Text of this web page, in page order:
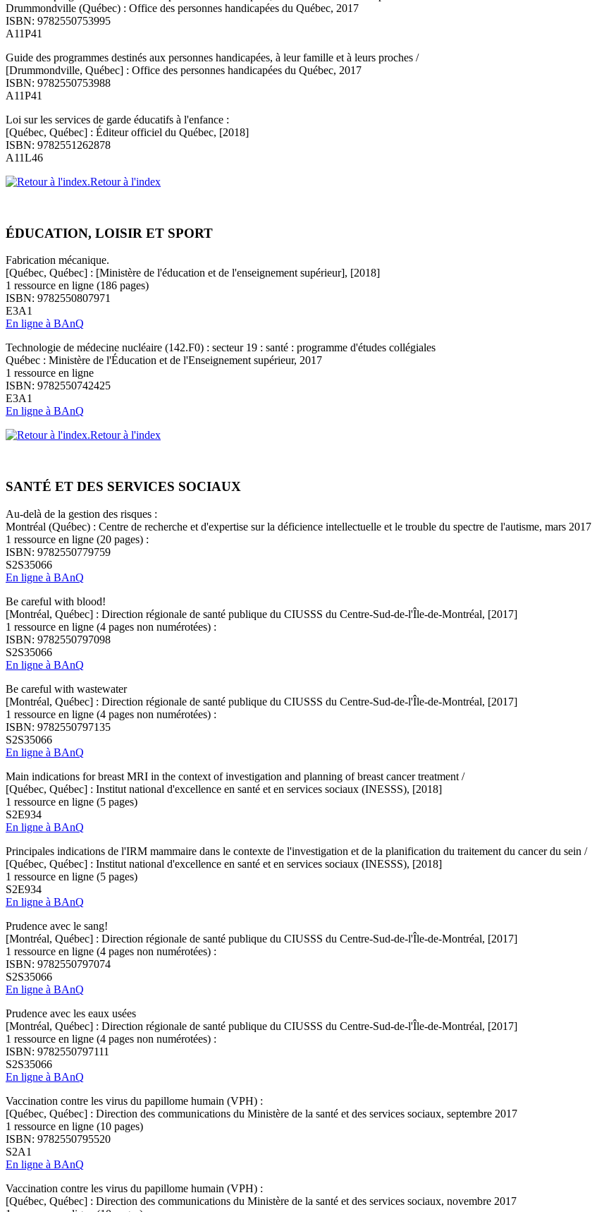
Drummondville (Québec) : Office des personnes handicapées du Québec, 2017
ISBN: 9782550753995
A11P41
Guide des programmes destinés aux personnes handicapées, à leur famille et à leurs proches /
[Drummondville, Québec] : Office des personnes handicapées du Québec, 2017
ISBN: 9782550753988
A11P41
Loi sur les services de garde éducatifs à l'enfance :
[Québec, Québec] : Éditeur officiel du Québec, [2018]
ISBN: 9782551262878
A11L46
Retour à l'index
ÉDUCATION, LOISIR ET SPORT
Fabrication mécanique.
[Québec, Québec] : [Ministère de l'éducation et de l'enseignement supérieur], [2018]
1 ressource en ligne (186 pages)
ISBN: 9782550807971
E3A1
En ligne à BAnQ
Technologie de médecine nucléaire (142.F0) : secteur 19 : santé : programme d'études collégiales
Québec : Ministère de l'Éducation et de l'Enseignement supérieur, 2017
1 ressource en ligne
ISBN: 9782550742425
E3A1
En ligne à BAnQ
Retour à l'index
SANTÉ ET DES SERVICES SOCIAUX
Au-delà de la gestion des risques :
Montréal (Québec) : Centre de recherche et d'expertise sur la déficience intellectuelle et le trouble du spectre de l'autisme, mars 2017
1 ressource en ligne (20 pages) :
ISBN: 9782550779759
S2S35066
En ligne à BAnQ
Be careful with blood!
[Montréal, Québec] : Direction régionale de santé publique du CIUSSS du Centre-Sud-de-l'Île-de-Montréal, [2017]
1 ressource en ligne (4 pages non numérotées) :
ISBN: 9782550797098
S2S35066
En ligne à BAnQ
Be careful with wastewater
[Montréal, Québec] : Direction régionale de santé publique du CIUSSS du Centre-Sud-de-l'Île-de-Montréal, [2017]
1 ressource en ligne (4 pages non numérotées) :
ISBN: 9782550797135
S2S35066
En ligne à BAnQ
Main indications for breast MRI in the context of investigation and planning of breast cancer treatment /
[Québec, Québec] : Institut national d'excellence en santé et en services sociaux (INESSS), [2018]
1 ressource en ligne (5 pages)
S2E934
En ligne à BAnQ
Principales indications de l'IRM mammaire dans le contexte de l'investigation et de la planification du traitement du cancer du sein /
[Québec, Québec] : Institut national d'excellence en santé et en services sociaux (INESSS), [2018]
1 ressource en ligne (5 pages)
S2E934
En ligne à BAnQ
Prudence avec le sang!
[Montréal, Québec] : Direction régionale de santé publique du CIUSSS du Centre-Sud-de-l'Île-de-Montréal, [2017]
1 ressource en ligne (4 pages non numérotées) :
ISBN: 9782550797074
S2S35066
En ligne à BAnQ
Prudence avec les eaux usées
[Montréal, Québec] : Direction régionale de santé publique du CIUSSS du Centre-Sud-de-l'Île-de-Montréal, [2017]
1 ressource en ligne (4 pages non numérotées) :
ISBN: 9782550797111
S2S35066
En ligne à BAnQ
Vaccination contre les virus du papillome humain (VPH) :
[Québec, Québec] : Direction des communications du Ministère de la santé et des services sociaux, septembre 2017
1 ressource en ligne (10 pages)
ISBN: 9782550795520
S2A1
En ligne à BAnQ
Vaccination contre les virus du papillome humain (VPH) :
[Québec, Québec] : Direction des communications du Ministère de la santé et des services sociaux, novembre 2017